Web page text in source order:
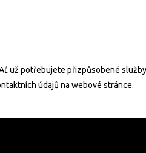
už potřebujete přizpůsobené
údajů na webové stránce.